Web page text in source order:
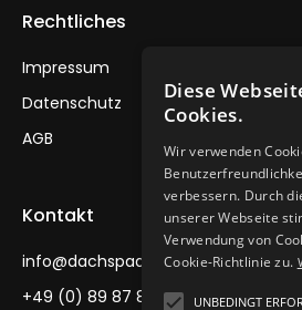
Rechtliches
Impressum
Datenschutz
AGB
Kontakt
info@dachspaawards.de
+49 (0) 89 87 88 30
Diese
Cookies.
Wir verwenden
verbessern. Durch
unserer Webseite
Verwendung von
Cookie-Richtlinie zu.
UNBEDINGT